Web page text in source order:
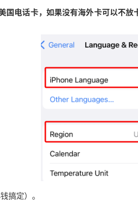
国电话卡，如果没有海外卡可以不
搞定）。